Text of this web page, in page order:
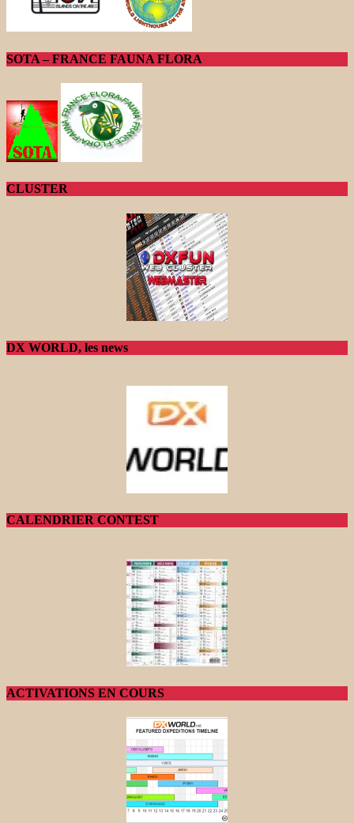
SOTA – FRANCE FAUNA FLORA
CLUSTER
DX WORLD, les news
CALENDRIER CONTEST
ACTIVATIONS EN COURS